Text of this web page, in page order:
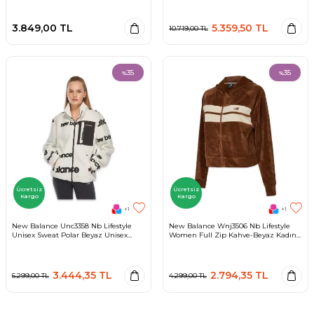
3.849,00 TL 10.719,00TL 5.359,50 TL
%35
Ücretsiz
Kargo
+1
New Balance Unc3358 Nb Lifestyle
Unisex Sweat Polar Beyaz Unisex
5.299,00TL 3.444,35 TL
%35
Ücretsiz
Kargo
+1
New Balance Wnj3506 Nb Lifestyle
Women Full Zip Kahve-Beyaz Kadın
4.299,00TL 2.794,35 TL